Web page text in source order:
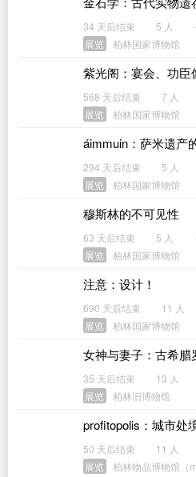
34 天后结束 5 人
展览
柏林国家博物馆
紫光阁：宴会、功臣
568 天后结束 7 人
展览
柏林国家博物馆
áimmuin：萨米遗产
294 天后结束 5 人
展览
柏林国家博物馆
穆斯林的不可见性
63 天后结束 5 人
展览
柏林国家博物馆
注意：设计！
690 天后结束 11 人
展览
柏林国家博物馆
女神与妻子：古希
35 天后结束 13 人
展览
柏林旧博物馆
profitopolis：城市处
50 天后结束 11 人
展览
柏林物品博物馆（